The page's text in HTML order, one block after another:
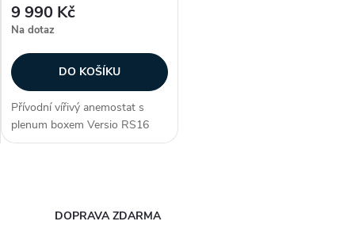
9 990 Kč
Na dotaz
DO KOŠÍKU
Přívodní vířivý anemostat s
plenum boxem Versio RS16
250 v barvě RAL 9010.
DOPRAVA ZDARMA